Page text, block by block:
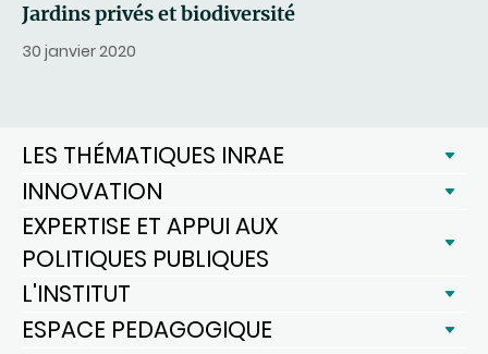
Jardins privés et biodiversité
30 janvier 2020
LES THÉMATIQUES INRAE
INNOVATION
EXPERTISE ET APPUI AUX
POLITIQUES PUBLIQUES
L'INSTITUT
ESPACE PEDAGOGIQUE